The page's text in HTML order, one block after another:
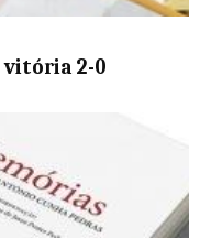
vitória 2-0